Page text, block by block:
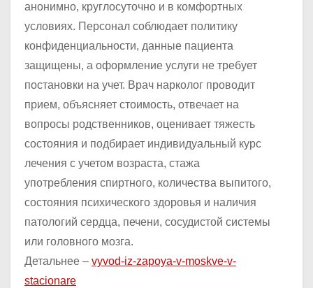
анонимно, круглосуточно и в комфортных
условиях. Персонал соблюдает политику
конфиденциальности, данные пациента
защищены, а оформление услуги не требует
постановки на учет. Врач нарколог проводит
прием, объясняет стоимость, отвечает на
вопросы родственников, оценивает тяжесть
состояния и подбирает индивидуальный курс
лечения с учетом возраста, стажа
употребления спиртного, количества выпитого,
состояния психического здоровья и наличия
патологий сердца, печени, сосудистой системы
или головного мозга.
Детальнее – vyvod-iz-zapoya-v-moskve-v-
stacionare